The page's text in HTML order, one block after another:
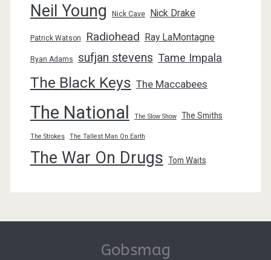
Neil Young Nick Cave Nick Drake
Patrick Watson Radiohead Ray LaMontagne
Ryan Adams sufjan stevens Tame Impala
The Black Keys The Maccabees
The National The Slow Show The Smiths
The Strokes The Tallest Man On Earth
The War On Drugs Tom Waits
Gobsmag